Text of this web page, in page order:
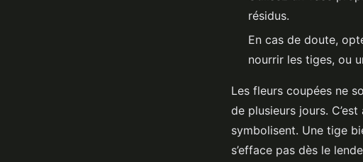
résidus.
En cas de doute,
nourrir les tiges, ou
Les fleurs coupées ne
de plusieurs jours.
symbolisent. Une tige
s’efface pas dès le